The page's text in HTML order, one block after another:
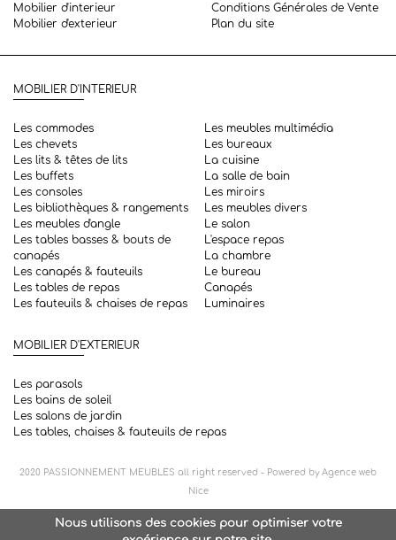
Mobilier d'interieur
Mobilier d'exterieur
Conditions Générales de Vente
Plan du site
MOBILIER D'INTERIEUR
Les commodes
Les chevets
Les lits & têtes de lits
Les buffets
Les consoles
Les bibliothèques & rangements
Les meubles d'angle
Les tables basses & bouts de
canapés
Les canapés & fauteuils
Les tables de repas
Les fauteuils & chaises de repas
Les meubles multimédia
Les bureaux
La cuisine
La salle de bain
Les miroirs
Les meubles divers
Le salon
L'espace repas
La chambre
Le bureau
Canapés
Luminaires
MOBILIER D'EXTERIEUR
Les parasols
Les bains de soleil
Les salons de jardin
Les tables, chaises & fauteuils de repas
2020 PASSIONNEMENT MEUBLES all right reserved - Powered byAgence web
Nice
Nous utilisons des cookies pour optimiser votre